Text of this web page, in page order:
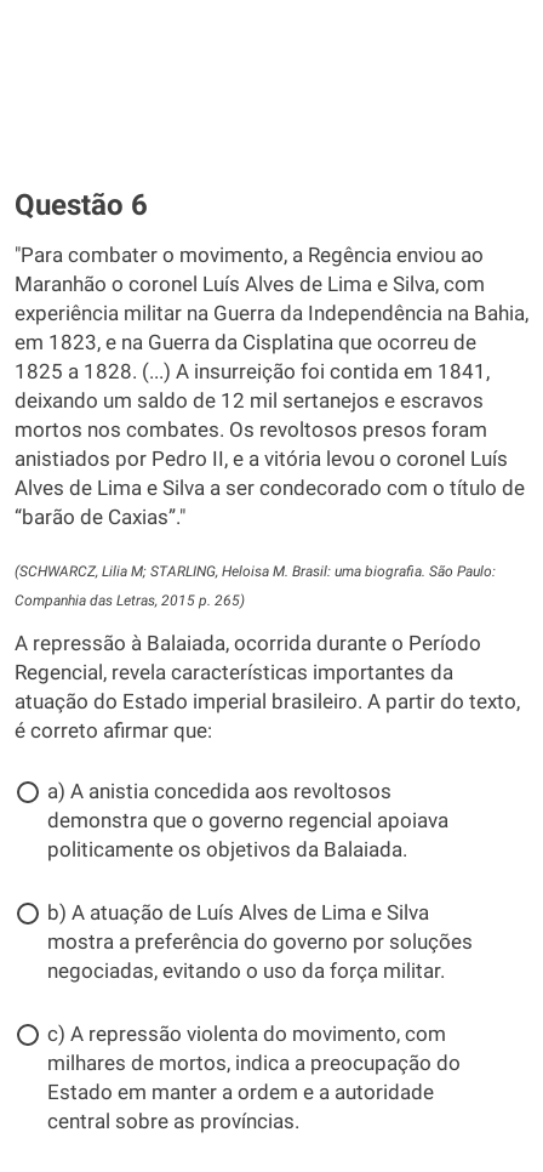
Questão 6
"Para combater o movimento, a Regência enviou ao
Maranhão o coronel Luís Alves de Lima e Silva, com
experiência militar na Guerra da Independência na Bahia,
em 1823, e na Guerra da Cisplatina que ocorreu de
1825 a 1828. (...) A insurreição foi contida em 1841,
deixando um saldo de 12 mil sertanejos e escravos
mortos nos combates. Os revoltosos presos foram
anistiados por Pedro II, e a vitória levou o coronel Luís
Alves de Lima e Silva a ser condecorado com o título de
“barão de Caxias”."
(SCHWARCZ, Lilia M; STARLING, Heloisa M. Brasil: uma biografia. São Paulo:
Companhia das Letras, 2015 p. 265)
A repressão à Balaiada, ocorrida durante o Período
Regencial, revela características importantes da
atuação do Estado imperial brasileiro. A partir do texto,
é correto afirmar que:
a) A anistia concedida aos revoltosos
demonstra que o governo regencial apoiava
politicamente os objetivos da Balaiada.
b) A atuação de Luís Alves de Lima e Silva
mostra a preferência do governo por soluções
negociadas, evitando o uso da força militar.
c) A repressão violenta do movimento, com
milhares de mortos, indica a preocupação do
Estado em manter a ordem e a autoridade
central sobre as províncias.